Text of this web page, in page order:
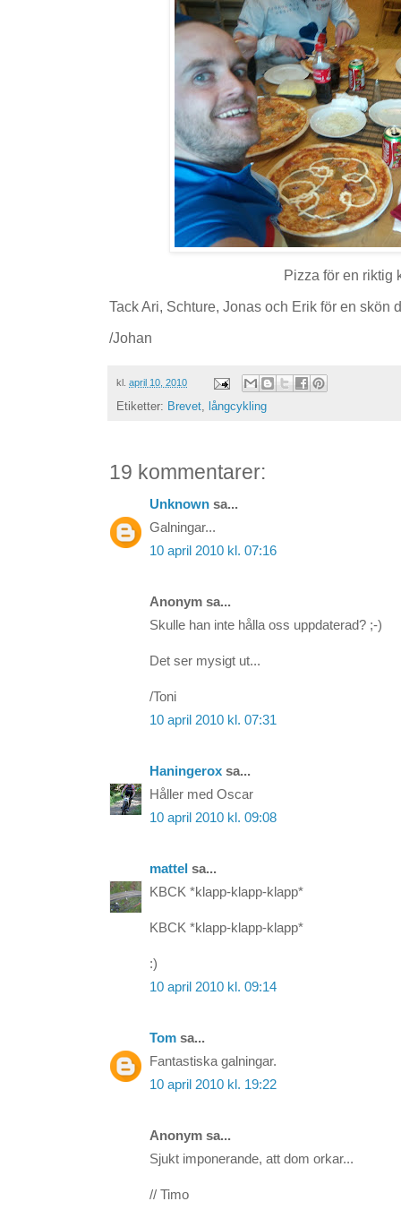
Pizza för en riktig
Tack Ari, Schture, Jonas och Erik för en skön
/Johan
kl. april 10, 2010
Etiketter: Brevet, långcykling
19 kommentarer:
Unknown sa...
Galningar...
10 april 2010 kl. 07:16
Anonym sa...
Skulle han inte hålla oss uppdaterad? ;-)
Det ser mysigt ut...
/Toni
10 april 2010 kl. 07:31
Haningerox sa...
Håller med Oscar
10 april 2010 kl. 09:08
mattel sa...
KBCK *klapp-klapp-klapp*
KBCK *klapp-klapp-klapp*
:)
10 april 2010 kl. 09:14
Tom sa...
Fantastiska galningar.
10 april 2010 kl. 19:22
Anonym sa...
Sjukt imponerande, att dom orkar...
// Timo